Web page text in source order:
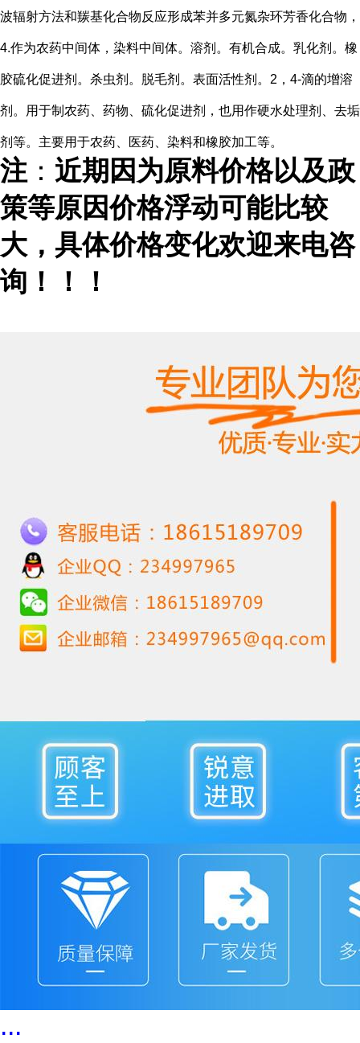
波辐射方法和羰基化合物反应形成苯并多元氮杂环芳香化合物，
4.作为农药中间体，染料中间体。溶剂。有机合成。乳化剂。橡
胶硫化促进剂。杀虫剂。脱毛剂。表面活性剂。 2 ， 4-滴的增溶
剂。用于制农药、药物、硫化促进剂，也用作硬水处理剂、去垢
剂等。主要用于农药、医药、染料和橡胶加工等。
注 ： 近期因为原料价格以及政
策等原因价格浮动可能比较
大，具体价格变化欢迎来电咨
询！！！
...